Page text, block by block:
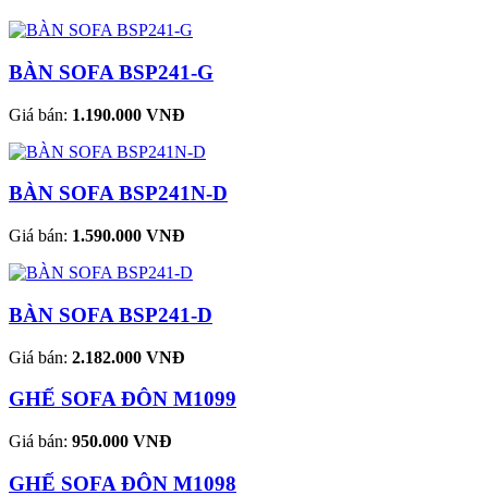
BÀN SOFA BSP241-G
Giá bán: 1.190.000 VNĐ
BÀN SOFA BSP241N-D
Giá bán: 1.590.000 VNĐ
BÀN SOFA BSP241-D
Giá bán: 2.182.000 VNĐ
GHẾ SOFA ĐÔN M1099
Giá bán: 950.000 VNĐ
GHẾ SOFA ĐÔN M1098